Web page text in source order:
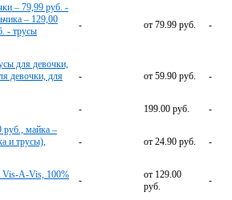
– 79,99 руб. -
– 129,00
- трусы
- от 79.99 руб. -
для девочки,
девочки, для
- от 59.90 руб. -
- 199.00 руб. -
руб., майка –
и трусы),
- от 24.90 руб. -
Vis-A-Vis, 100%
-
от 129.00
руб.
-